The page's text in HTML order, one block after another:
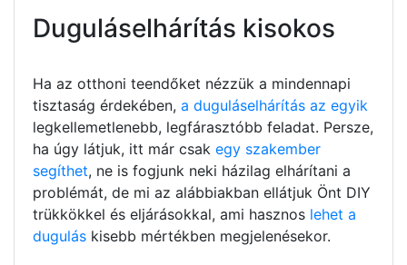
Duguláselhárítás kisokos
Ha az otthoni teendőket nézzük a mindennapi
tisztaság érdekében, a duguláselhárítás az egyik
legkellemetlenebb, legfárasztóbb feladat. Persze,
ha úgy látjuk, itt már csak egy szakember
segíthet, ne is fogjunk neki házilag elhárítani a
problémát, de mi az alábbiakban ellátjuk Önt DIY
trükkökkel és eljárásokkal, ami hasznos lehet a
dugulás kisebb mértékben megjelenésekor.